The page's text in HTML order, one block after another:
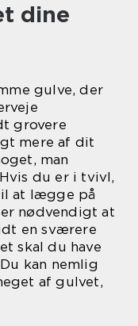
dine
gulve, der
grovere
mere af dit
man
du er i tvivl,
at lægge på
nødvendigt at
en sværere
skal du have
kan nemlig
af gulvet,